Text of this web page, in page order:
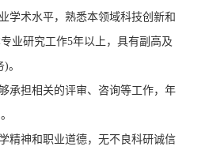
学术水平，熟悉本领域科技创新和
业研究工作5年以上，具有副高及
)。
承担相关的评审、咨询等工作，年
精神和职业道德，无不良科研诚信